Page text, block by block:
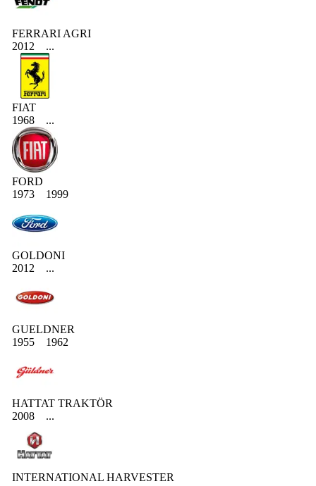
FERRARI AGRI
2012
...
FIAT
1968
...
FORD
1973
1999
GOLDONI
2012
...
GUELDNER
1955
1962
HATTAT TRAKTÖR
2008
...
INTERNATIONAL HARVESTER